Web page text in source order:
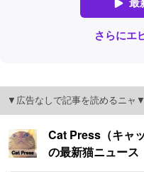
▼広告なしで記事を読めるニャ▼